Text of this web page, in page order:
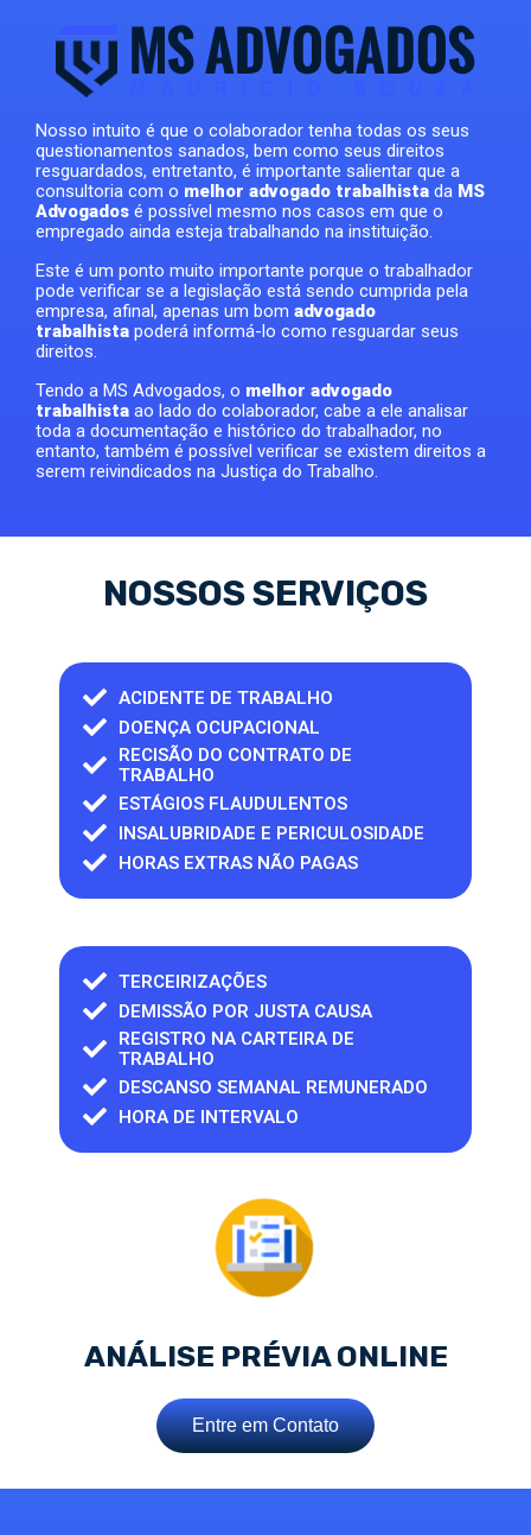
Nosso intuito é que o colaborador tenha todas os seus
questionamentos sanados, bem como seus direitos
resguardados, entretanto, é importante salientar que a
consultoria com o melhor advogado trabalhista da MS
Advogados é possível mesmo nos casos em que o
empregado ainda esteja trabalhando na instituição.
Este é um ponto muito importante porque o trabalhador
pode verificar se a legislação está sendo cumprida pela
empresa, afinal, apenas um bom advogado
trabalhista poderá informá-lo como resguardar seus
direitos.
Tendo a MS Advogados, o melhor advogado
trabalhista ao lado do colaborador, cabe a ele analisar
toda a documentação e histórico do trabalhador, no
entanto, também é possível verificar se existem direitos a
serem reivindicados na Justiça do Trabalho.
NOSSOS SERVIÇOS
ACIDENTE DE TRABALHO
DOENÇA OCUPACIONAL
RECISÃO DO CONTRATO DE
TRABALHO
ESTÁGIOS FLAUDULENTOS
INSALUBRIDADE E PERICULOSIDADE
HORAS EXTRAS NÃO PAGAS
TERCEIRIZAÇÕES
DEMISSÃO POR JUSTA CAUSA
REGISTRO NA CARTEIRA DE
TRABALHO
DESCANSO SEMANAL REMUNERADO
HORA DE INTERVALO
ANÁLISE PRÉVIA ONLINE
Entre em Contato